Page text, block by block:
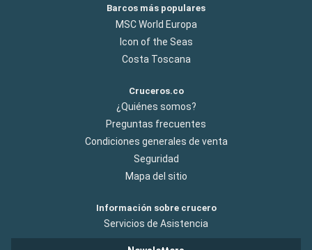
Barcos más populares
MSC World Europa
Icon of the Seas
Costa Toscana
Cruceros.co
¿Quiénes somos?
Preguntas frecuentes
Condiciones generales de venta
Seguridad
Mapa del sitio
Información sobre crucero
Servicios de Asistencia